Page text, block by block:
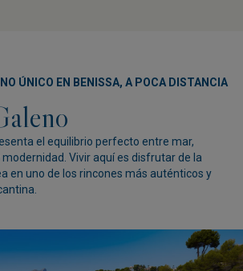
ÚNICO EN BENISSA, A POCA DISTANCIA
el equilibrio perfecto entre mar,
Vivir aquí es disfrutar de la
en uno de los rincones más auténticos y